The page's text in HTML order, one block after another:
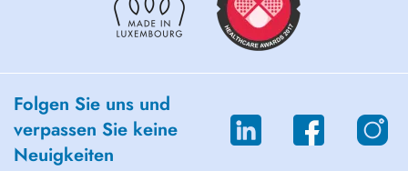
Folgen Sie uns und
verpassen Sie keine
Neuigkeiten